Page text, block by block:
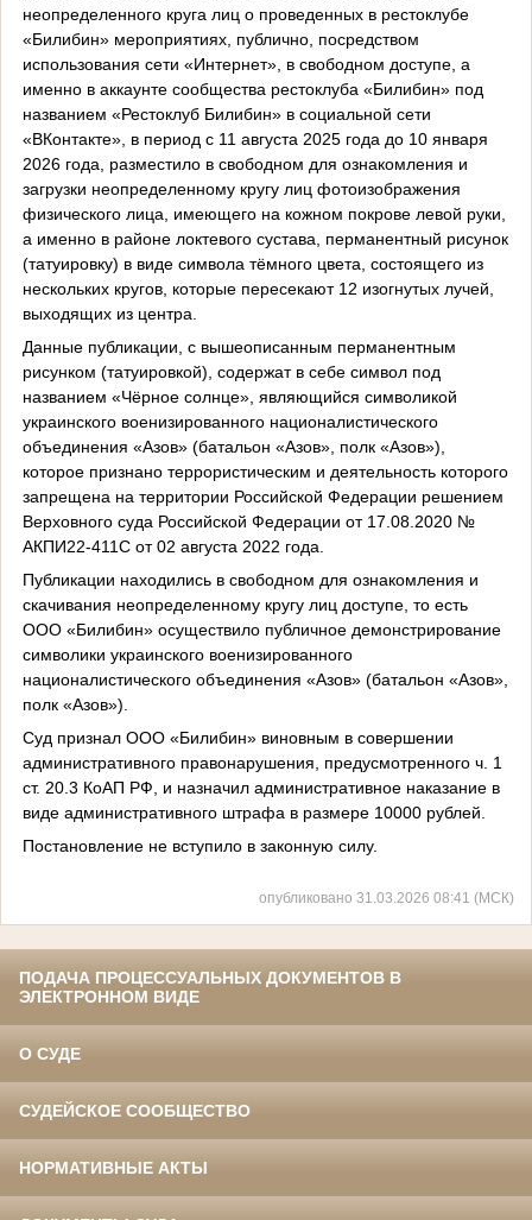
неопределенного круга лиц о проведенных в рестоклубе
«Билибин» мероприятиях, публично, посредством
использования сети «Интернет», в свободном доступе, а
именно в аккаунте сообщества рестоклуба «Билибин» под
названием «Рестоклуб Билибин» в социальной сети
«ВКонтакте», в период с 11 августа 2025 года до 10 января
2026 года, разместило в свободном для ознакомления и
загрузки неопределенному кругу лиц фотоизображения
физического лица, имеющего на кожном покрове левой руки,
а именно в районе локтевого сустава, перманентный рисунок
(татуировку) в виде символа тёмного цвета, состоящего из
нескольких кругов, которые пересекают 12 изогнутых лучей,
выходящих из центра.
Данные публикации, с вышеописанным перманентным
рисунком (татуировкой), содержат в себе символ под
названием «Чёрное солнце», являющийся символикой
украинского военизированного националистического
объединения «Азов» (батальон «Азов», полк «Азов»),
которое признано террористическим и деятельность которого
запрещена на территории Российской Федерации решением
Верховного суда Российской Федерации от 17.08.2020 №
АКПИ22-411С от 02 августа 2022 года.
Публикации находились в свободном для ознакомления и
скачивания неопределенному кругу лиц доступе, то есть
ООО «Билибин» осуществило публичное демонстрирование
символики украинского военизированного
националистического объединения «Азов» (батальон «Азов»,
полк «Азов»).
Суд признал ООО «Билибин» виновным в совершении
административного правонарушения, предусмотренного ч. 1
ст. 20.3 КоАП РФ, и назначил административное наказание в
виде административного штрафа в размере 10000 рублей.
Постановление не вступило в законную силу.
опубликовано 31.03.2026 08:41 (МСК)
ПОДАЧА ПРОЦЕССУАЛЬНЫХ ДОКУМЕНТОВ В
ЭЛЕКТРОННОМ ВИДЕ
О СУДЕ
СУДЕЙСКОЕ СООБЩЕСТВО
НОРМАТИВНЫЕ АКТЫ